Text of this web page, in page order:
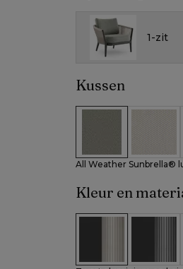
1-zit
Kussen
All Weather
All
All Weather Sunbrella®
Kleur en
Zwart aluminium
Zwart